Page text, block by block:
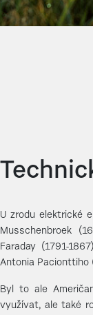
U zrodu elektrické
Musschenbroek
Faraday (1791-
Antonia Pacionttiho
Byl to ale
využívat, ale také